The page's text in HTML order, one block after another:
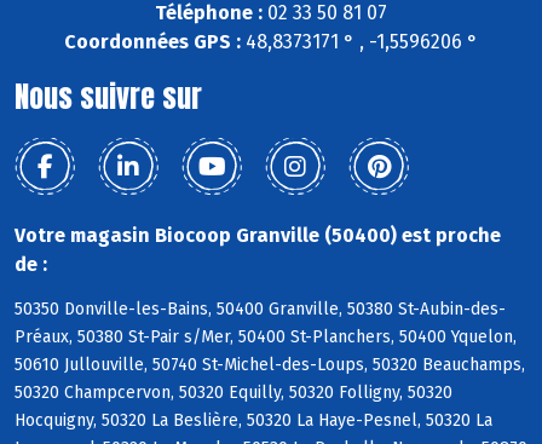
Téléphone : 02 33 50 81 07
Coordonnées GPS : 48,8373171 ° , -1,5596206 °
Nous suivre sur
Votre magasin Biocoop Granville (50400) est proche
de :
50350 Donville-les-Bains, 50400 Granville, 50380 St-Aubin-des-
Préaux, 50380 St-Pair s/Mer, 50400 St-Planchers, 50400 Yquelon,
50610 Jullouville, 50740 St-Michel-des-Loups, 50320 Beauchamps,
50320 Champcervon, 50320 Equilly, 50320 Folligny, 50320
Hocquigny, 50320 La Beslière, 50320 La Haye-Pesnel, 50320 La